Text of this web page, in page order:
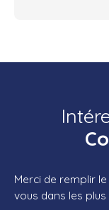
Merci de remplir
vous dans les